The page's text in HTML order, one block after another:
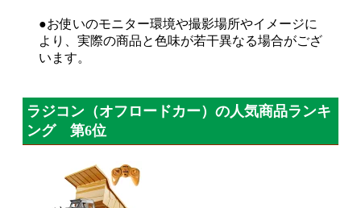
●お使いのモニター環境や撮影場所やイメージに
より、実際の商品と色味が若干異なる場合がござ
います。
ラジコン（オフロードカー）の人気商品ランキ
ング 第6位